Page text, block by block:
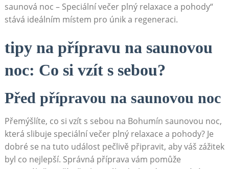
saunová noc – ‍Speciální večer plný relaxace a⁢ pohody“ ​
stává ‌ideálním místem pro‍ únik a regeneraci.
tipy ⁤na přípravu⁣ na saunovou
noc: Co ​si vzít ⁢s sebou?
Před přípravou ‍na saunovou⁣ noc
Přemýšlíte, co si vzít ​s sebou na ⁢Bohumín saunovou noc,
která slibuje speciální večer ‌plný ​relaxace ⁢a pohody? Je​
dobré⁤ se na⁤ tuto událost ‍pečlivě připravit, aby váš zážitek
byl co nejlepší. Správná ⁣příprava vám pomůže